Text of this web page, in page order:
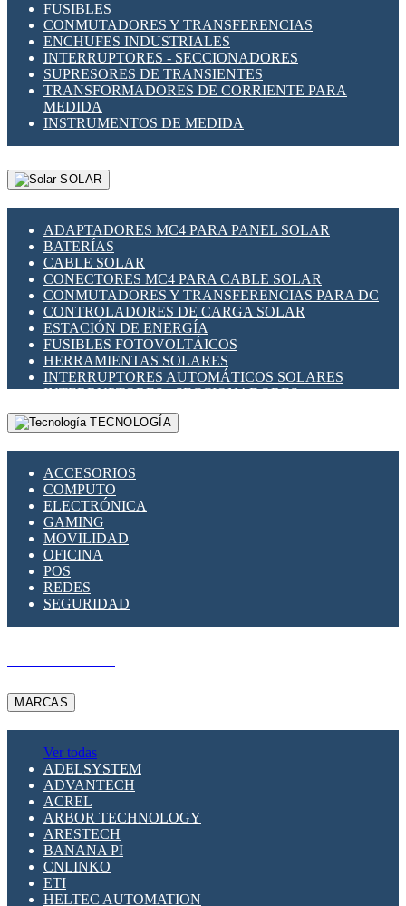
FUSIBLES
CONMUTADORES Y TRANSFERENCIAS
ENCHUFES INDUSTRIALES
INTERRUPTORES - SECCIONADORES
SUPRESORES DE TRANSIENTES
TRANSFORMADORES DE CORRIENTE PARA
MEDIDA
INSTRUMENTOS DE MEDIDA
SOLAR
ADAPTADORES MC4 PARA PANEL SOLAR
BATERÍAS
CABLE SOLAR
CONECTORES MC4 PARA CABLE SOLAR
CONMUTADORES Y TRANSFERENCIAS PARA DC
CONTROLADORES DE CARGA SOLAR
ESTACIÓN DE ENERGÍA
FUSIBLES FOTOVOLTÁICOS
HERRAMIENTAS SOLARES
INTERRUPTORES AUTOMÁTICOS SOLARES
INTERRUPTORES - SECCIONADORES
FOTOVOLTÁICOS
MONTAJE PANEL SOLAR
SUPRESOR DE TRANSIENTES SPDS PARA
APLICACIONES FOTOVOLTAICAS
TECNOLOGÍA
ACCESORIOS
COMPUTO
ELECTRÓNICA
GAMING
MOVILIDAD
OFICINA
POS
REDES
SEGURIDAD
MARCAS
Ver todas
ADELSYSTEM
ADVANTECH
ACREL
ARBOR TECHNOLOGY
ARESTECH
BANANA PI
CNLINKO
ETI
HELTEC AUTOMATION